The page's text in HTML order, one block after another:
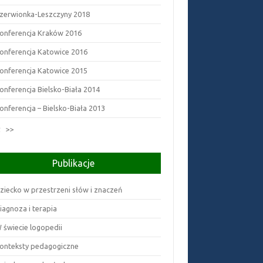
Leszczyny 2018
Kraków 2016
Katowice 2016
Katowice 2015
Bielsko-Biała 2014
– Bielsko-Biała 2013
>>
Publikacje
w przestrzeni słów i znaczeń
i terapia
świecie logopedii
pedagogiczne